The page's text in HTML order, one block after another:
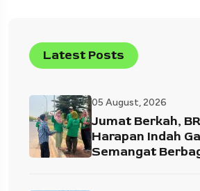
Latest Posts
05 August, 2026
Jumat Berkah,
Harapan Indah
Semangat